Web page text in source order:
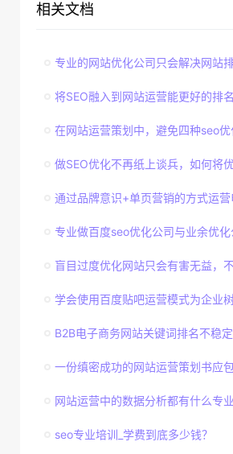
相关文档
专业的网站优化公司只会解决网站
将SEO融入到网站运营能更好的排名
在网站运营策划中，避免四种seo
做SEO优化不再纸上谈兵，如何将
通过品牌意识+单页营销的方式运
专业做百度seo优化公司与业余优化
盲目过度优化网站只会有害无益，
学会使用百度贴吧运营模式为企业
B2B电子商务网站关键词排名不稳
一份缜密成功的网站运营策划书应
网站运营中的数据分析都有什么专
seo专业培训_学费到底多少钱？